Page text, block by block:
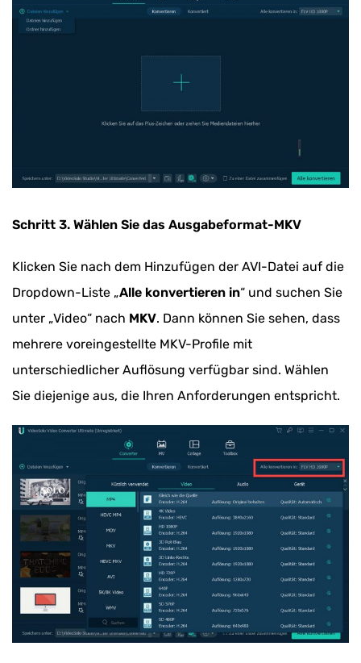
Schritt 3. Wählen Sie das Ausgabeformat-MKV
Klicken Sie nach dem Hinzufügen der AVI-Datei auf die
Dropdown-Liste „Alle konvertieren in“ und suchen Sie
unter „Video“ nach MKV. Dann können Sie sehen, dass
mehrere voreingestellte MKV-Profile mit
unterschiedlicher Auflösung verfügbar sind. Wählen
Sie diejenige aus, die Ihren Anforderungen entspricht.